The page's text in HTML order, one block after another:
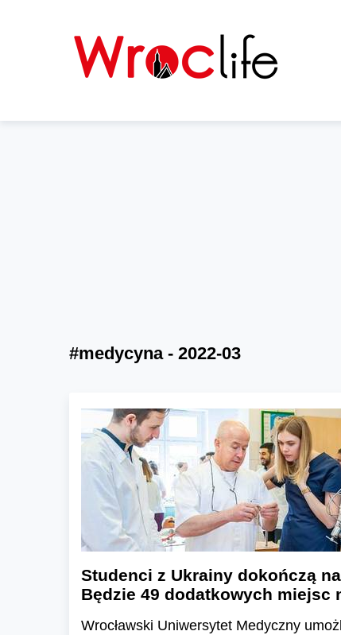
#medycyna - 2022-03
Studenci z Ukrainy dokończą
Będzie 49 dodatkowych miejsc
Wrocławski Uniwersytet Medyczny